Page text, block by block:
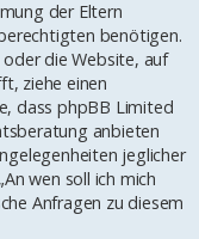
der Eltern
benötigen.
die Website, auf
ziehe einen
dass phpBB Limited
anbieten
jeglicher
wen soll ich mich
Anfragen zu diesem